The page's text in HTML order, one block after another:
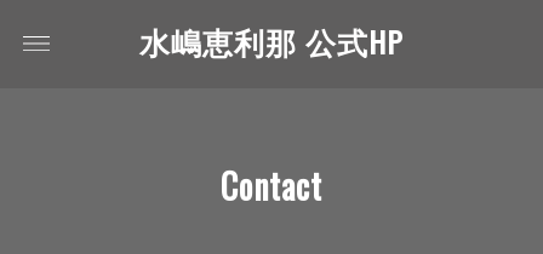
水嶋恵利那 公式HP
Contact